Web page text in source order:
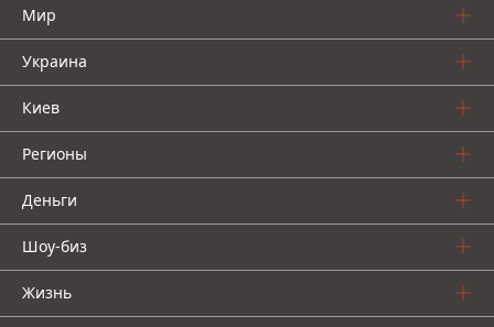
Мир
Украина
Киев
Регионы
Деньги
Шоу-биз
Жизнь